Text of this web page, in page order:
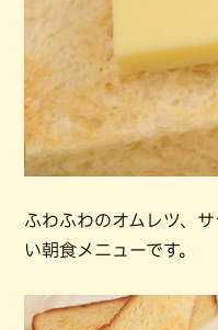
ふわふわのオムレツ、
い朝食メニューです。